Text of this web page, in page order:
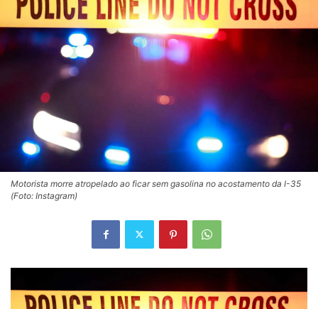
Motorista morre atropelado ao ficar sem gasolina no acostamento da I-35
(Foto: Instagram)